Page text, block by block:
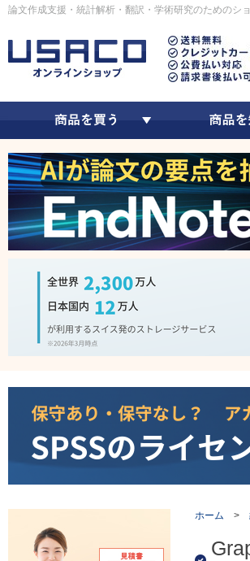
論文作成支援・統計解析・翻訳・学術研究のためのシ
ホーム >